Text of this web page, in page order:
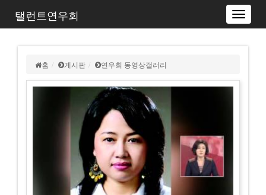
Toggle
탤런트연우회
홈 게시판 연우회 동영상갤러리